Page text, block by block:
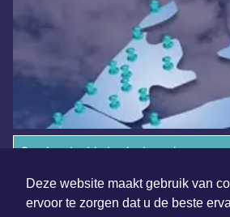
Deze website maakt gebruik van
ervoor te zorgen dat u de beste
Overige dagbladen in de regio
Algemene voorwaarden